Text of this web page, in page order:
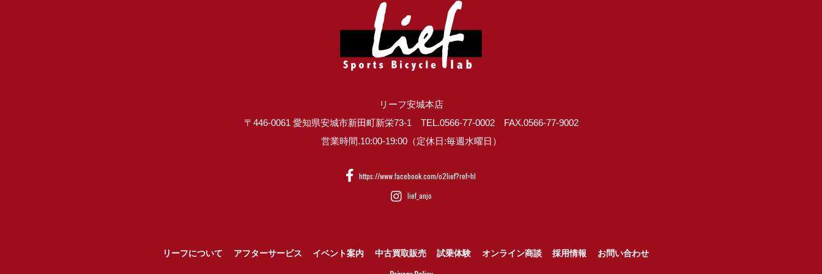
リーフ安城本店
〒446-0061 愛知県安城市新田町新栄73-1 TEL.0566-77-0002 FAX.0566-77-9002
営業時間.10:00-19:00（定休日:毎週水曜日）
https://www.facebook.com/o2lief?ref=hl
lief_anjo
リーフについて アフターサービス イベント案内 中古買取販売 試乗体験 オンライン商談 採用情報 お問い合わせ